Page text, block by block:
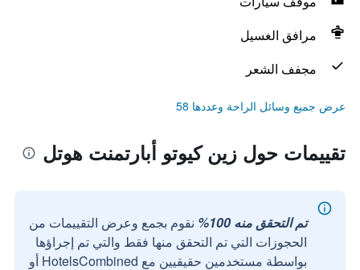
مرافق الغسيل
مجفف الشعر
عرض جميع وسائل الراحة وعددها 58
تقييمات حول زين كيوتو أبارتمنت هوتل
تم التحقق منه 100%
نقوم بجمع وعرض التقييمات من
الحجوزات التي تم التحقق منها فقط والتي تم إجراؤها
بواسطة مستخدمين حقيقيين مع HotelsCombined أو